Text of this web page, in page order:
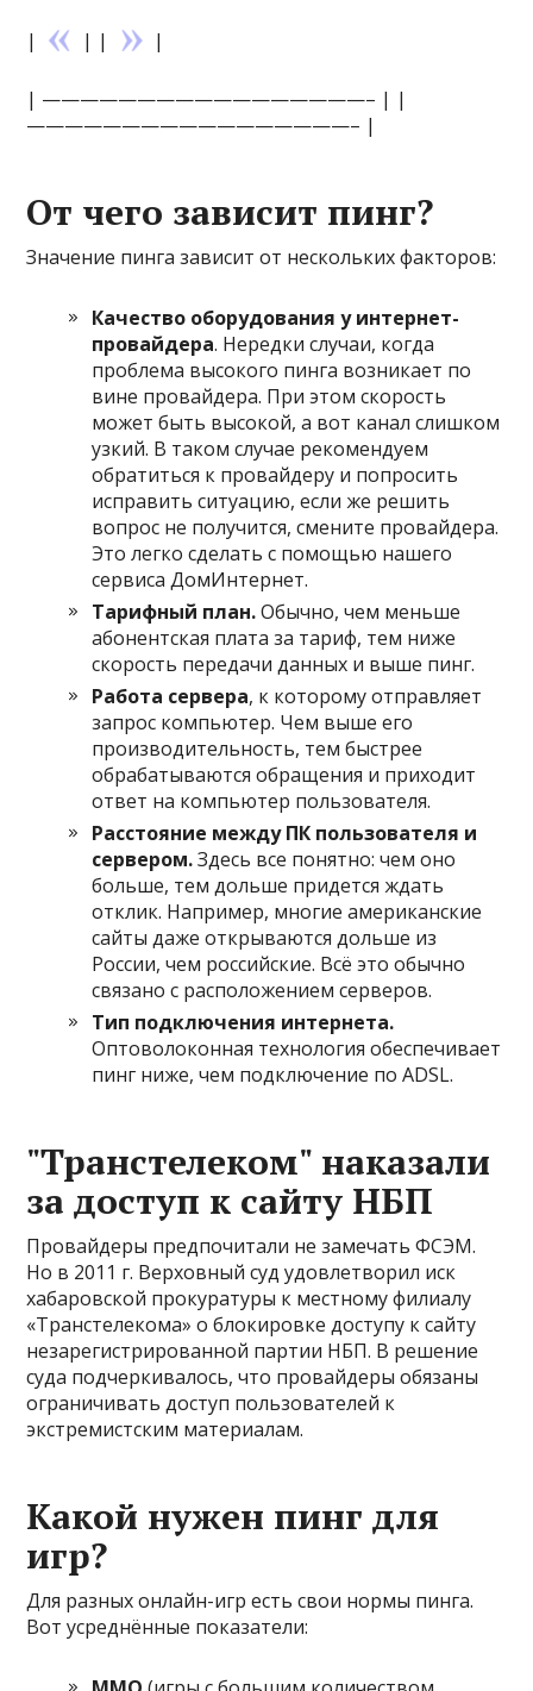
| | | |
| —————————————————– | |
—————————————————– |
От чего зависит пинг?
Значение пинга зависит от нескольких факторов:
Качество оборудования у интернет-
провайдера. Нередки случаи, когда
проблема высокого пинга возникает по
вине провайдера. При этом скорость
может быть высокой, а вот канал слишком
узкий. В таком случае рекомендуем
обратиться к провайдеру и попросить
исправить ситуацию, если же решить
вопрос не получится, смените провайдера.
Это легко сделать с помощью нашего
сервиса ДомИнтернет.
Тарифный план.Обычно, чем меньше
абонентская плата за тариф, тем ниже
скорость передачи данных и выше пинг.
Работа сервера, к которому отправляет
запрос компьютер. Чем выше его
производительность, тем быстрее
обрабатываются обращения и приходит
ответ на компьютер пользователя.
Расстояние между ПК пользователя и
сервером.Здесь все понятно: чем оно
больше, тем дольше придется ждать
отклик. Например, многие американские
сайты даже открываются дольше из
России, чем российские. Всё это обычно
связано с расположением серверов.
Тип подключения интернета.
Оптоволоконная технология обеспечивает
пинг ниже, чем подключение по ADSL.
"Транстелеком" наказали
за доступ к сайту НБП
Провайдеры предпочитали не замечать ФСЭМ.
Но в 2011 г. Верховный суд удовлетворил иск
хабаровской прокуратуры к местному филиалу
«Транстелекома» о блокировке доступу к сайту
незарегистрированной партии НБП. В решение
суда подчеркивалось, что провайдеры обязаны
ограничивать доступ пользователей к
экстремистским материалам.
Какой нужен пинг для
игр?
Для разных онлайн-игр есть свои нормы пинга.
Вот усреднённые показатели: